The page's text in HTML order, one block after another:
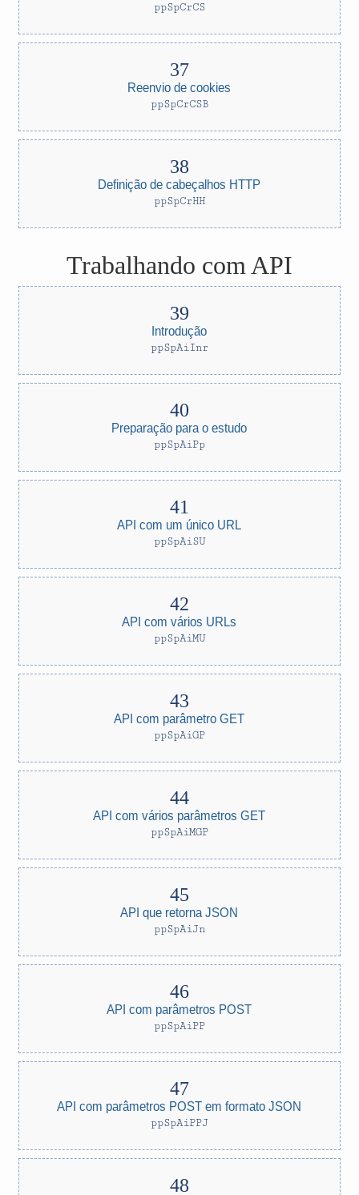
ppSpCrCS
Reenvio de cookies
ppSpCrCSB
Definição de cabeçalhos HTTP
ppSpCrHH
Trabalhando com API
Introdução
ppSpAiInr
Preparação para o estudo
ppSpAiPp
API com um único URL
ppSpAiSU
API com vários URLs
ppSpAiMU
API com parâmetro GET
ppSpAiGP
API com vários parâmetros GET
ppSpAiMGP
API que retorna JSON
ppSpAiJn
API com parâmetros POST
ppSpAiPP
API com parâmetros POST em formato JSON
ppSpAiPPJ